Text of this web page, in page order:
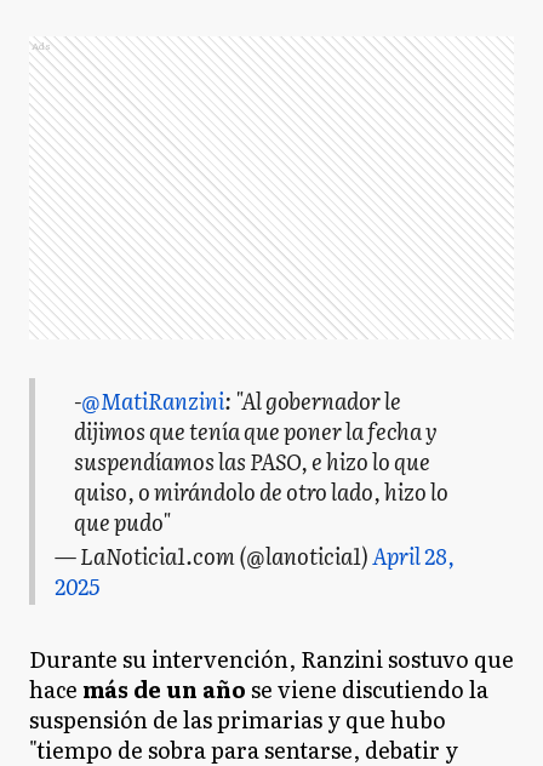
Ads
-@MatiRanzini: "Al gobernador le
dijimos que tenía que poner la fecha y
suspendíamos las PASO, e hizo lo que
quiso, o mirándolo de otro lado, hizo lo
que pudo"
— LaNoticia1.com (@lanoticia1)April 28,
2025
Durante su intervención, Ranzini sostuvo que
hace más de un añose viene discutiendo la
suspensión de las primarias y que hubo
"tiempo de sobra para sentarse, debatir y